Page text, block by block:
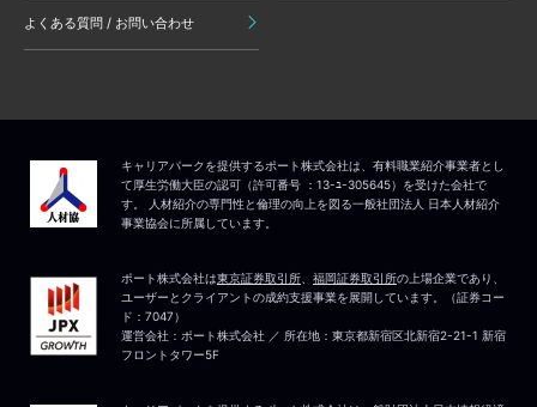
よくある質問 / お問い合わせ